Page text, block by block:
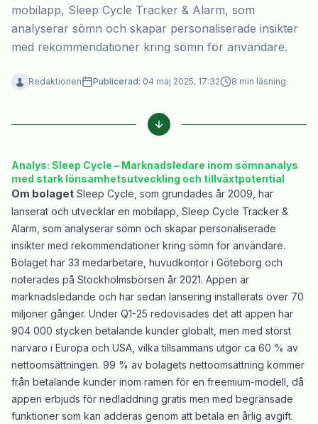
mobilapp, Sleep Cycle Tracker & Alarm, som
analyserar sömn och skapar personaliserade insikter
med rekommendationer kring sömn för användare.
Redaktionen Publicerad: 04 maj 2025, 17:32 8 min läsning
Analys: Sleep Cycle – Marknadsledare inom sömnanalys
med stark lönsamhetsutveckling och tillväxtpotential
Om bolaget Sleep Cycle, som grundades år 2009, har
lanserat och utvecklar en mobilapp, Sleep Cycle Tracker &
Alarm, som analyserar sömn och skapar personaliserade
insikter med rekommendationer kring sömn för användare.
Bolaget har 33 medarbetare, huvudkontor i Göteborg och
noterades på Stockholmsbörsen år 2021. Appen är
marknadsledande och har sedan lansering installerats över 70
miljoner gånger. Under Q1-25 redovisades det att appen har
904 000 stycken betalande kunder globalt, men med störst
närvaro i Europa och USA, vilka tillsammans utgör ca 60 % av
nettoomsättningen. 99 % av bolagets nettoomsättning kommer
från betalande kunder inom ramen för en freemium-modell, då
appen erbjuds för nedladdning gratis men med begränsade
funktioner som kan adderas genom att betala en årlig avgift.